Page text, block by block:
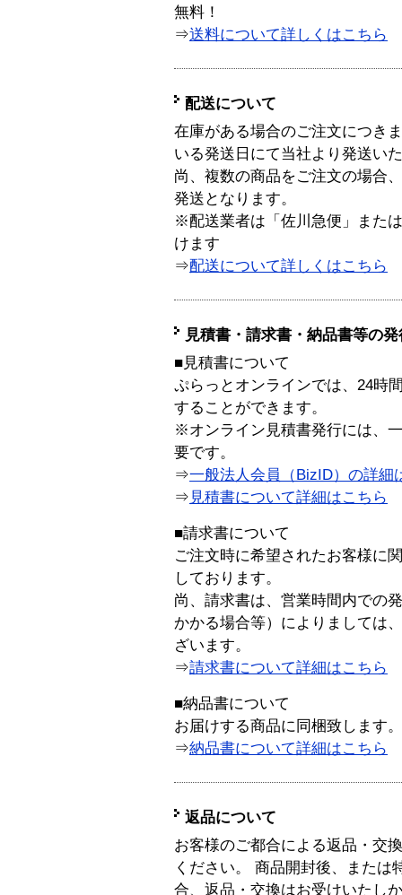
無料！
⇒送料について詳しくはこちら
配送について
在庫がある場合のご注文につき
いる発送日にて当社より発送い
尚、複数の商品をご注文の場合
発送となります。
※配送業者は「佐川急便」また
けます
⇒配送について詳しくはこちら
見積書・請求書・納品書等の
■見積書について
ぷらっとオンラインでは、24時
することができます。
※オンライン見積書発行には、
要です。
⇒一般法人会員（BizID）の詳細
⇒ 見積書について詳細はこちら
■請求書について
ご注文時に希望されたお客様に
しております。
尚、請求書は、営業時間内での
かかる場合等）によりましては
ざいます。
⇒請求書について詳細はこちら
■納品書について
お届けする商品に同梱致します。
⇒納品書について詳細はこちら
返品について
お客様のご都合による返品・交
ください。 商品開封後、または
合、返品・交換はお受けいたし